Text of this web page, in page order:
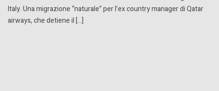
Italy. Una migrazione “naturale” per l’ex country manager di Qatar
airways, che detiene il […]